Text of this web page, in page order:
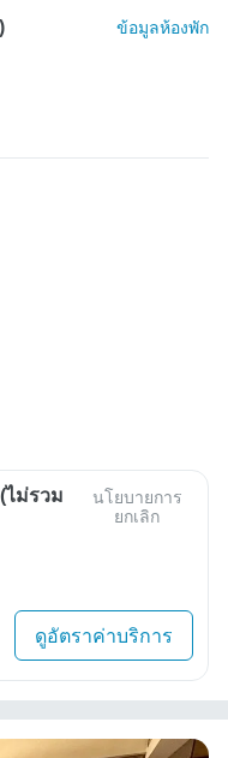
ข้อมูลห้องพัก
ไม่รวม
นโยบายการ
ยกเลิก
ดูอัตราค่าบริการ